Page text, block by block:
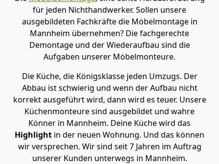
für jeden Nichthandwerker. Sollen unsere
ausgebildeten Fachkräfte die Möbelmontage in
Mannheim übernehmen? Die fachgerechte
Demontage und der Wiederaufbau sind die
Aufgaben unserer Möbelmonteure.
Die Küche, die Königsklasse jeden Umzugs. Der
Abbau ist schwierig und wenn der Aufbau nicht
korrekt ausgeführt wird, dann wird es teuer. Unsere
Küchenmonteure sind ausgebildet und wahre
Könner in Mannheim. Deine Küche wird das
Highlight in der neuen Wohnung. Und das können
wir versprechen. Wir sind seit 7 Jahren im Auftrag
unserer Kunden unterwegs in Mannheim.